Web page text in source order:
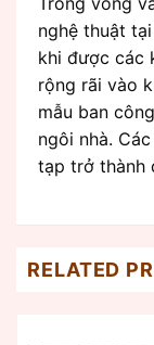
nghệ thuật
khi được các
rộng rãi vào
mẫu ban
ngôi nhà.
tạp trở thành
RELATED